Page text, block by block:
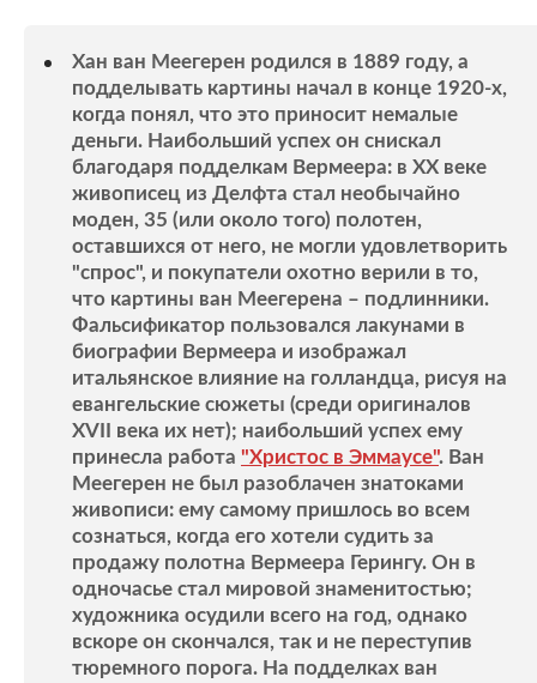
Хан ван Меегерен родился в 1889 году, а
подделывать картины начал в конце 1920-х,
когда понял, что это приносит немалые
деньги. Наибольший успех он снискал
благодаря подделкам Вермеера: в XX веке
живописец из Делфта стал необычайно
моден, 35 (или около того) полотен,
оставшихся от него, не могли удовлетворить
"спрос", и покупатели охотно верили в то,
что картины ван Меегерена – подлинники.
Фальсификатор пользовался лакунами в
биографии Вермеера и изображал
итальянское влияние на голландца, рисуя на
евангельские сюжеты (среди оригиналов
XVII века их нет); наибольший успех ему
принесла работа "Христос в Эммаусе". Ван
Меегерен не был разоблачен знатоками
живописи: ему самому пришлось во всем
сознаться, когда его хотели судить за
продажу полотна Вермеера Герингу. Он в
одночасье стал мировой знаменитостью;
художника осудили всего на год, однако
вскоре он скончался, так и не переступив
тюремного порога. На подделках ван